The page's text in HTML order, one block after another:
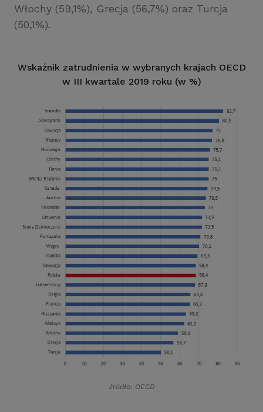
Włochy (59,1%), Grecja (56,7%) oraz Turcja
(50,1%).
Wskaźnik zatrudnienia w wybranych krajach OECD
w III kwartale 2019 roku (w %)
źródło: OECD